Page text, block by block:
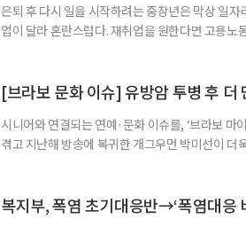
은퇴 후 다시 일을 시작하려는 중장년은 막상 일
업이 달라 혼란스럽다. 재취업을 원한다면 고용
준비부터 구직 수당까지 고용노동부 국민취업지
업 지원 계획을 세
[브라보 문화 이슈] 유방암 투병 후 더
시니어와 연결되는 연예·문화 이슈를, ‘브라보 마
겪고 지난해 방송에 복귀한 개그우먼 박미선이
까. 오랜 방송 생활 뒤 전해진 투병 소식 박미선은
복지부, 폭염 초기대응반→‘폭염대응